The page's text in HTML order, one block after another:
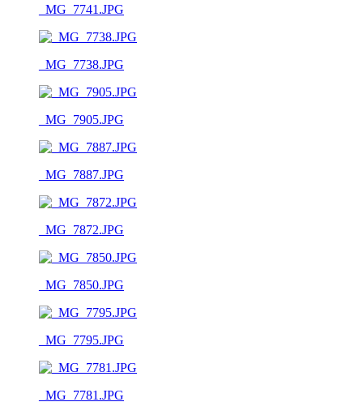
_MG_7741.JPG
_MG_7738.JPG
_MG_7905.JPG
_MG_7887.JPG
_MG_7872.JPG
_MG_7850.JPG
_MG_7795.JPG
_MG_7781.JPG